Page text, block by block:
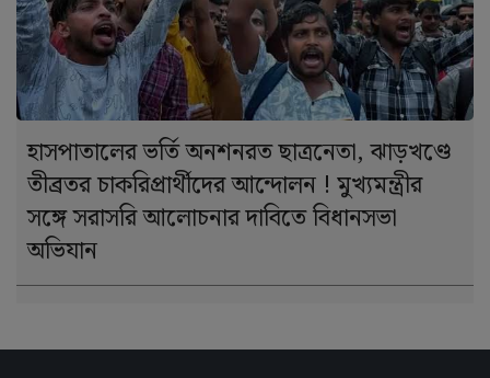
হাসপাতালের ভর্তি অনশনরত ছাত্রনেতা, ঝাড়খণ্ডে
তীব্রতর চাকরিপ্রার্থীদের আন্দোলন ! মুখ্যমন্ত্রীর
সঙ্গে সরাসরি আলোচনার দাবিতে বিধানসভা
অভিযান